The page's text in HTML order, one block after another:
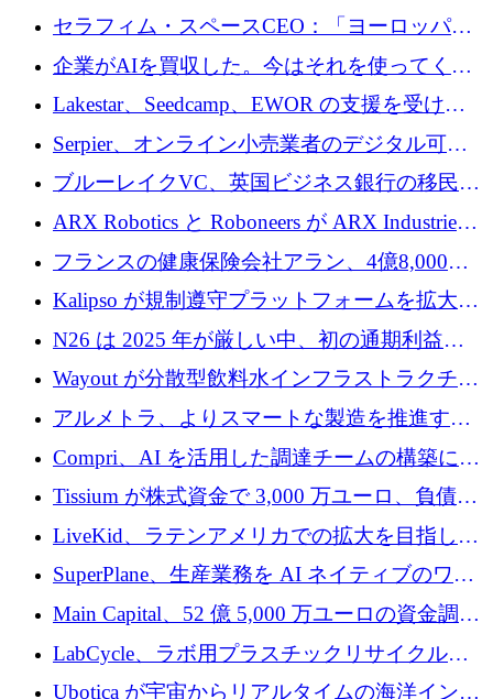
セラフィム・スペースCEO：「ヨーロッパは
追いつきつつある」
企業がAIを買収した。今はそれを使ってくれ
る人々が必要です
Lakestar、Seedcamp、EWOR の支援を受け、
SE3 が自律システム用の空間 AI プラットフォ
ームを発表
Serpier、オンライン小売業者のデジタル可視
性向上を支援するために 140 万ユーロを調達
ブルーレイクVC、英国ビジネス銀行の移民主
導スタートアップ支援で初のファンド獲得に
ARX Robotics と Roboneers が ARX Industries
を設立し、無人地上車両の生産を拡大
フランスの健康保険会社アラン、4億8,000万
ユーロの資金調達ラウンドで合意
Kalipso が規制遵守プラットフォームを拡大す
るために 320 万ドルを調達
N26 は 2025 年が厳しい中、初の通期利益を
達成
Wayout が分散型飲料水インフラストラクチャ
プラットフォームを拡張するために 242 万ユ
ーロを調達
アルメトラ、よりスマートな製造を推進する
ためにシリーズ A で 1,630 万ユーロを確保
Compri、AI を活用した調達チームの構築に
320 万ユーロを確保
Tissium が株式資金で 3,000 万ユーロ、負債で
3,000 万ユーロを調達
LiveKid、ラテンアメリカでの拡大を目指して
Aldea を買収
SuperPlane、生産業務を AI ネイティブのワー
クフロー層に変えるために 260 万ドルを確保
Main Capital、52 億 5,000 万ユーロの資金調達
でエンタープライズ ソフトウェアの開発を倍
LabCycle、ラボ用プラスチックリサイクルシ
ステムを商業化し、焼却廃棄物を削減するた
Ubotica が宇宙からリアルタイムの海洋インテ